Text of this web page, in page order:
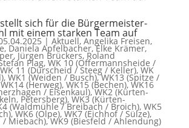
sich für die Bürgermeister-
mit einem starken Team auf
| Aktuell, Angelika Freisen,
, Daniela Apfelbacher,Elke Krämer,
, Jürgen Brückers, Roland
Plag, WK 10 (Offermannsheide /
WK 11 (Dürscheid / Steeg / Keller), WK
, WK1 (Weiden / Busch),WK13 (Spitze /
WK14 (Herweg), WK15 (Bechen),WK16
/ Eisenkaul),WK2 (Kürten-
Petersberg), WK3 (Kürten-
(Waldmühle / Breibach / Broich), WK5
, WK6 (Olpe), WK7 (Eichhof / Sülze),
/ Miebach),WK9 (Biesfeld / Ahlendung)